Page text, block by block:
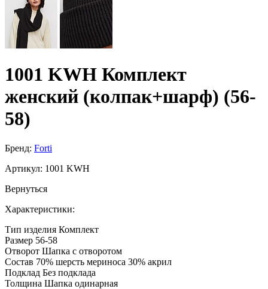
1001 KWH Комплект
женский (колпак+шарф) (56-
58)
Бренд: Forti
Артикул: 1001 KWH
Вернуться
Характеристики:
Тип изделия Комплект
Размер 56-58
Отворот Шапка с отворотом
Состав 70% шерсть мериноса 30% акрил
Подклад Без подклада
Толщина Шапка одинарная